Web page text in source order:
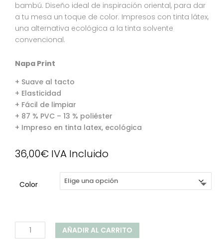
bambú. Diseño ideal de inspiración oriental, para dar
a tu mesa un toque de color. Impresos con tinta látex,
una alternativa ecológica a la tinta solvente
convencional.
Napa Print
+ Suave al tacto
+ Elasticidad
+ Fácil de limpiar
+ 87 % PVC – 13 % poliéster
+ Impreso en tinta latex, ecológica
36,00€ IVA Incluido
Color
Camino
de
AÑADIR AL CARRITO